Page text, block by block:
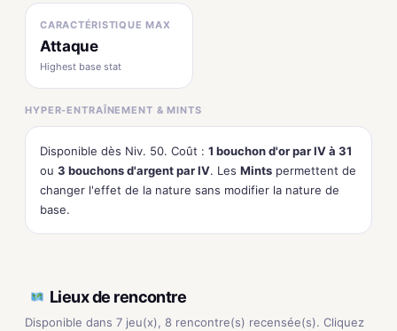
CARACTÉRISTIQUE MAX
Attaque
Highest base stat
HYPER-ENTRAÎNEMENT & MINTS
Disponible dès Niv. 50. Coût : 1 bouchon d'or par IV à 31
ou 3 bouchons d'argent par IV. Les Mints permettent de
changer l'effet de la nature sans modifier la nature de
base.
Lieux de rencontre
Disponible dans 7 jeu(x), 8 rencontre(s) recensée(s). Cliquez